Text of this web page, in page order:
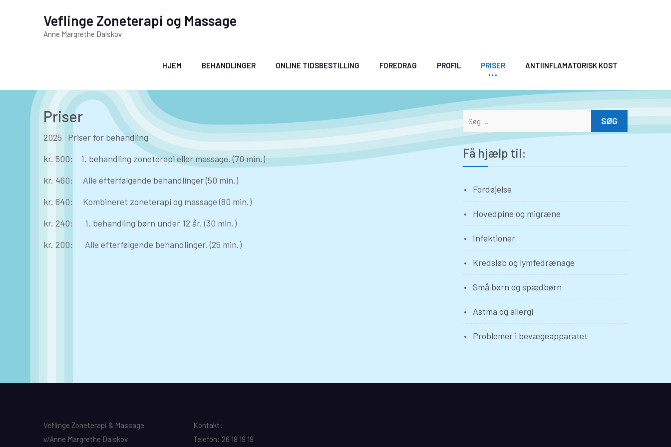
Veflinge Zoneterapi og Massage
Anne Margrethe Dalskov
HJEM BEHANDLINGER ONLINE TIDSBESTILLING FOREDRAG PROFIL PRISER ANTIINFLAMATORISK KOST
Priser
2025 Priser for behandling
kr. 500: 1. behandling zoneterapi eller massage. (70 min.)
kr. 460: Alle efterfølgende behandlinger (50 min.)
kr. 640: Kombineret zoneterapi og massage (80 min.)
kr. 240: 1. behandling børn under 12 år. (30 min.)
kr. 200: Alle efterfølgende behandlinger. (25 min.)
Få hjælp til:
Fordøjelse
Hovedpine og migræne
Infektioner
Kredsløb og lymfedrænage
Små børn og spædbørn
Astma og allergi
Problemer i bevægeapparatet
Veflinge Zoneterapi & Massage
v/Anne Margrethe Dalskov
Kontakt:
Telefon: 26 18 19 19